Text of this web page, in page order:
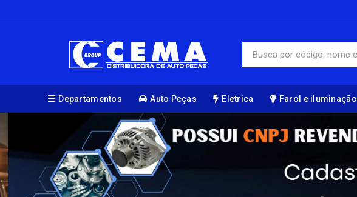
Departamentos Auto Peças Eletrica Farol e iluminação